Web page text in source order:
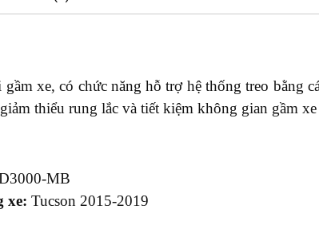
xe, có chức năng hỗ trợ hệ thống treo bằng
thiểu rung lắc và tiết kiệm không gian gầm
MB
xe: Tucson 2015-2019